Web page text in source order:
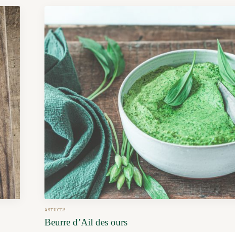
ASTUCES
Beurre d’Ail des ours